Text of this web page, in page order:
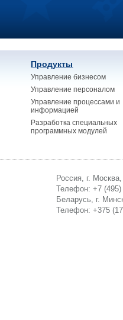
Продукты
Управление бизнесом
Управление персоналом
Управление процессами и
информацией
Разработка специальных
программных модулей
Россия, г.
Телефон: +7 (495)
Беларусь, г.
Телефон: +375